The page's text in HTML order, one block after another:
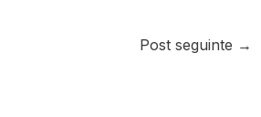
Post seguinte →